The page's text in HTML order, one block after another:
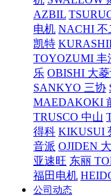
AZBIL
电机 NACHI 不
凯特
TOYOZUMI 丰
乐 OBISHI 大
SANKYO 三协
MAEDAKOKI
TRUSCO 中山
得科 KIKUSUI
音派 OJIDEN
亚速旺 东丽
福田电机
公司动态